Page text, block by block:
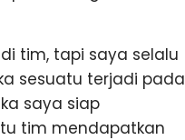
tim, tapi saya selalu
sesuatu terjadi pada
saya siap
tim mendapatkan